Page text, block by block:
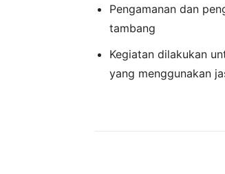
Pengamanan dan
tambang
Kegiatan dilakukan
yang menggunakan